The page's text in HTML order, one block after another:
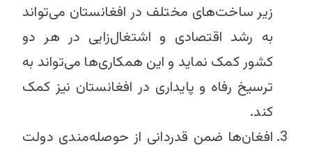
زیر ساخت‌های مختلف در افغانستان می‌تواند
به رشد اقتصادی و اشتغال‌زایی در هر دو
کشور کمک ‌نماید و این همکاری‌ها می‌تواند به
ترسیخ رفاه و پایداری در افغانستان نیز کمک
کند.
افغان‌ها ضمن قدردانی از حوصله‌مندی دولت